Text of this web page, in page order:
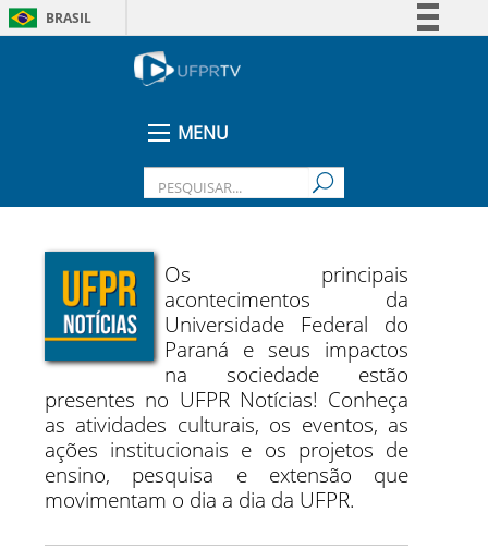
BRASIL
Legislação
MENU
Os principais
acontecimentos da
Universidade Federal do
Paraná e seus impactos
na sociedade estão
presentes no UFPR Notícias! Conheça
as atividades culturais, os eventos, as
ações institucionais e os projetos de
ensino, pesquisa e extensão que
movimentam o dia a dia da UFPR.